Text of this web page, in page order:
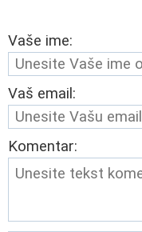
Vaše ime:
Vaš email:
Komentar: